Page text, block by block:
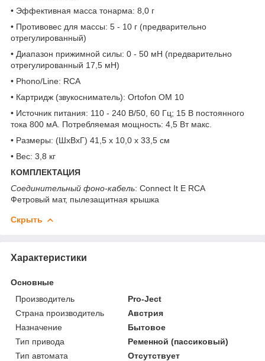
• Эффективная масса тонарма: 8,0 г
• Противовес для массы: 5 - 10 г (предварительно
отрегулированный)
• Диапазон прижимной силы: 0 - 50 мН (предварительно
отрегулированный 17,5 мН)
• Phono/Line: RCA
• Картридж (звукосниматель): Ortofon OM 10
• Источник питания: 110 - 240 В/50, 60 Гц; 15 В постоянного
тока 800 мА. Потребляемая мощность: 4,5 Вт макс.
• Размеры: (ШxВxГ) 41,5 x 10,0 x 33,5 см
• Вес: 3,8 кг
КОМПЛЕКТАЦИЯ
Соединительный фоно-кабель: Connect It E RCA
Фетровый мат, пылезащитная крышка
Скрыть
Характеристики
Основные
Производитель
Pro-Ject
Страна производитель
Австрия
Назначение
Бытовое
Тип привода
Ременной (пассиковый)
Тип автомата
Отсутствует